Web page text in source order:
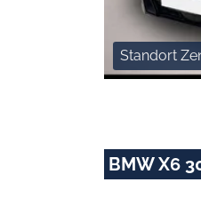
Standort
BMW X6